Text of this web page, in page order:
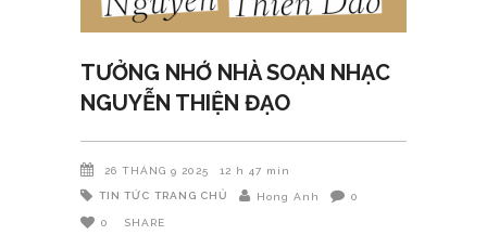
TƯỞNG NHỚ NHÀ SOẠN NHẠC
NGUYỄN THIỆN ĐẠO
26 THÁNG 9 2025 12 h 47 min
TIN TỨC TRANG CHỦ Hong Anh 0
0 SHARE